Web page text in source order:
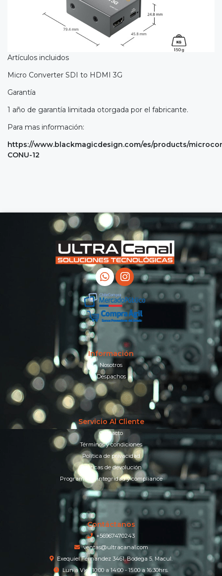
Artículos incluidos
Micro Converter SDI to HDMI 3G
Garantía
1 año de garantía limitada otorgada por el fabricante.
Para mas información:
https://www.blackmagicdesign.com/es/products/
CONU-12
Información
Nosotros
Despachos
Servicio Al Cliente
Contacto
Términos y condiciones
Política de privacidad
Políticas de devolución
Programa de integridad y compliance
Contáctanos
+56967470243
ventas@ultracanal.com
Exequiel Fernandez 3461, Bodega 5, Macul.
Lun a Vier 10:00 a 14:00 - 15:00 a 16:30hrs.